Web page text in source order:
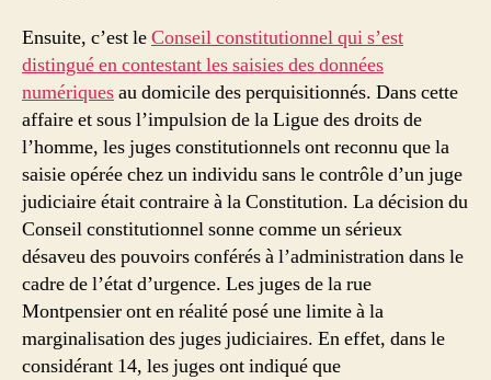
Ensuite, c’est leConseil constitutionnel qui s’est
distingué en contestant les saisies des données
numériquesau domicile des perquisitionnés. Dans cette
affaire et sous l’impulsion de la Ligue des droits de
l’homme, les juges constitutionnels ont reconnu que la
saisie opérée chez un individu sans le contrôle d’un juge
judiciaire était contraire à la Constitution. La décision du
Conseil constitutionnel sonne comme un sérieux
désaveu des pouvoirs conférés à l’administration dans le
cadre de l’état d’urgence. Les juges de la rue
Montpensier ont en réalité posé une limite à la
marginalisation des juges judiciaires. En effet, dans le
considérant 14, les juges ont indiqué que